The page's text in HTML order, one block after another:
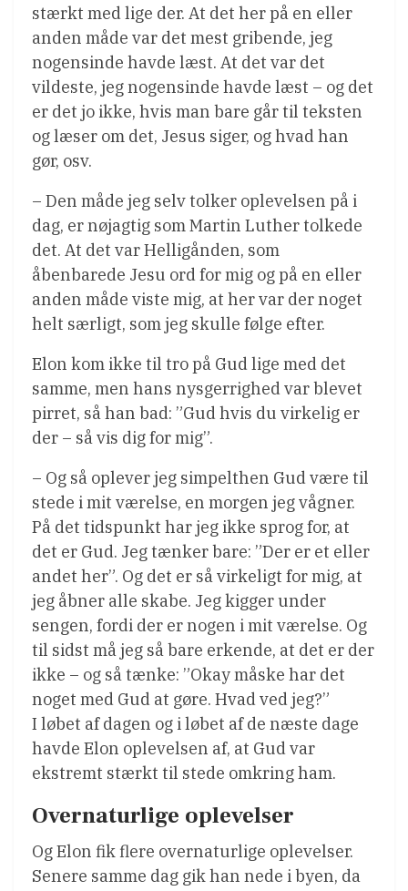
stærkt med lige der. At det her på en eller
anden måde var det mest gribende, jeg
nogensinde havde læst. At det var det
vildeste, jeg nogensinde havde læst – og det
er det jo ikke, hvis man bare går til teksten
og læser om det, Jesus siger, og hvad han
gør, osv.
– Den måde jeg selv tolker oplevelsen på i
dag, er nøjagtig som Martin Luther tolkede
det. At det var Helligånden, som
åbenbarede Jesu ord for mig og på en eller
anden måde viste mig, at her var der noget
helt særligt, som jeg skulle følge efter.
Elon kom ikke til tro på Gud lige med det
samme, men hans nysgerrighed var blevet
pirret, så han bad: ”Gud hvis du virkelig er
der – så vis dig for mig”.
– Og så oplever jeg simpelthen Gud være til
stede i mit værelse, en morgen jeg vågner.
På det tidspunkt har jeg ikke sprog for, at
det er Gud. Jeg tænker bare: ”Der er et eller
andet her”. Og det er så virkeligt for mig, at
jeg åbner alle skabe. Jeg kigger under
sengen, fordi der er nogen i mit værelse. Og
til sidst må jeg så bare erkende, at det er der
ikke – og så tænke: ”Okay måske har det
noget med Gud at gøre. Hvad ved jeg?”
I løbet af dagen og i løbet af de næste dage
havde Elon oplevelsen af, at Gud var
ekstremt stærkt til stede omkring ham.
Overnaturlige oplevelser
Og Elon fik flere overnaturlige oplevelser.
Senere samme dag gik han nede i byen, da